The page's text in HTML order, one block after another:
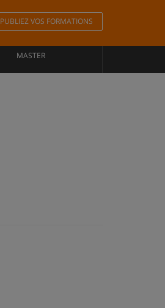
PUBLIEZ VOS FORMATIONS
MASTER